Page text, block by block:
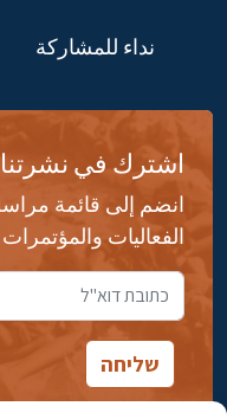
نداء للمشاركة
اشترك في نشرتنا
انضم إلى قائمة
الفعاليات والمؤتمرات